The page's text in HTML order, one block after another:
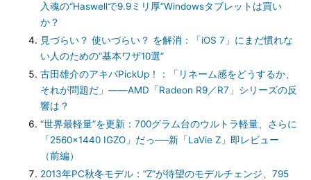
入魂の“Haswellで9.9ミリ厚”Windowsタブレットは買い
か？
見づらい？ 使いづらい？ を解消：「iOS 7」にまだ慣れな
い人のための“基本ワザ10選”
古田雄介のアキバPickUp！：「リネーム感をどうするか、
それが問題だ」――AMD「Radeon R9／R7」シリーズの反
響は？
“世界最軽量”を更新：700グラム台のウルトラ軽量、さらに
「2560×1440 IGZO」だっ──新「LaVie Z」即レビュー
（前編）
2013年PC秋冬モデル：“Z”が待望のモデルチェンジ、795